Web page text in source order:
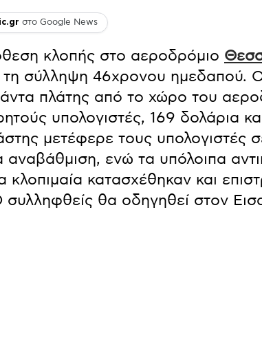
στο Google News
κλοπής στο αεροδρόμιο
σύλληψη 46χρονου ημεδαπού.
πλάτης από το χώρο του
υπολογιστές, 169 δολάρια
μετέφερε τους υπολογιστές
αναβάθμιση, ενώ τα υπόλοιπα
κλοπιμαία κατασχέθηκαν και
συλληφθείς θα οδηγηθεί στον